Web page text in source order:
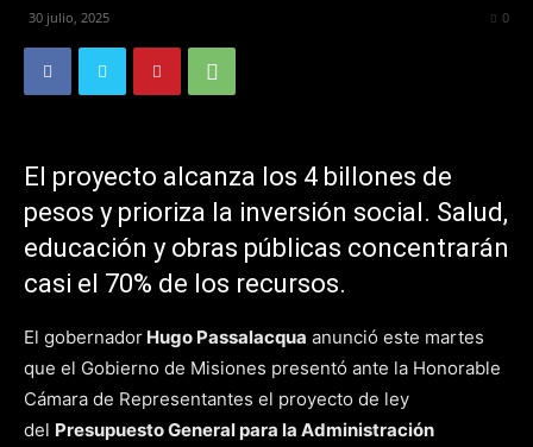
30 julio, 2025 0
El proyecto alcanza los 4 billones de
pesos y prioriza la inversión social. Salud,
educación y obras públicas concentrarán
casi el 70% de los recursos.
El gobernador Hugo Passalacqua anunció este martes
que el Gobierno de Misiones presentó ante la Honorable
Cámara de Representantes el proyecto de ley
del Presupuesto General para la Administración